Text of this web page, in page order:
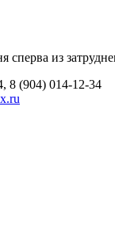
сперва из
8 (904) 014-12-34